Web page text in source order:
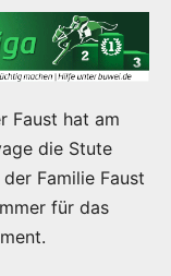
Faust hat am
die Stute
Familie Faust
für das